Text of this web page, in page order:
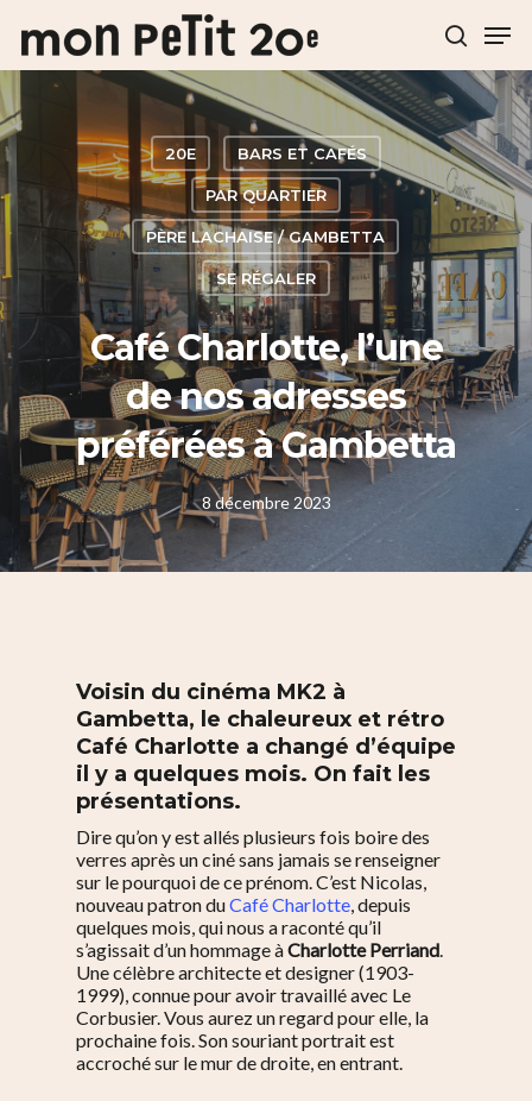
Hit enter to search or ESC to close
20E BARS ET CAFÉS
PAR QUARTIER
PÈRE LACHAISE / GAMBETTA
SE RÉGALER
Café Charlotte, l’une
de nos adresses
préférées à Gambetta
8 décembre 2023
Voisin du cinéma MK2 à
Gambetta, le chaleureux et rétro
Café Charlotte a changé d’équipe
il y a quelques mois. On fait les
présentations.
Dire qu’on y est allés plusieurs fois boire des
verres après un ciné sans jamais se renseigner
sur le pourquoi de ce prénom. C’est Nicolas,
nouveau patron duCafé Charlotte, depuis
quelques mois, qui nous a raconté qu’il
s’agissait d’un hommage àCharlotte Perriand.
Une célèbre architecte et designer (1903-
1999), connue pour avoir travaillé avec Le
Corbusier. Vous aurez un regard pour elle, la
prochaine fois. Son souriant portrait est
accroché sur le mur de droite, en entrant.